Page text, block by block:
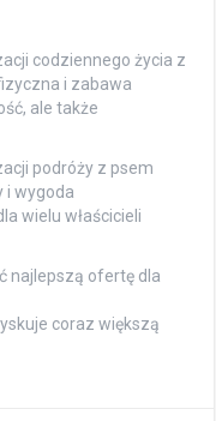
codziennego życia z
i zabawa
ale także
podróży z psem
i wygoda
wielu właścicieli
najlepszą ofertę dla
coraz większą